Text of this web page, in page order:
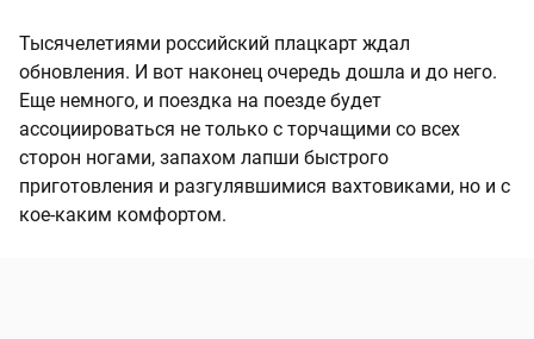
Тысячелетиями российский плацкарт ждал
обновления. И вот наконец очередь дошла и до него.
Еще немного, и поездка на поезде будет
ассоциироваться не только с торчащими со всех
сторон ногами, запахом лапши быстрого
приготовления и разгулявшимися вахтовиками, но и с
кое-каким комфортом.